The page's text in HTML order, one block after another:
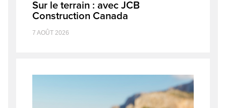
Sur le terrain : avec JCB
Construction Canada
7 AOÛT 2026